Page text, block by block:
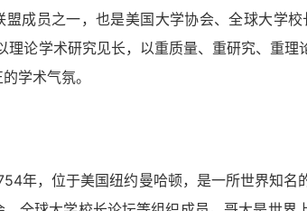
盟成员之一，也是美国大学协会、全球大学
理论学术研究见长，以重质量、重研究、重
学术气氛。
年，位于美国纽约曼哈顿，是一所世界知